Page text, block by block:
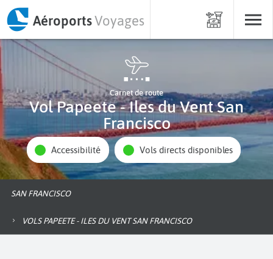
AéroportsVoyages
Carnet de route
Vol Papeete - Iles du Vent San
Francisco
Accessibilité Vols directs disponibles
SAN FRANCISCO
VOLS PAPEETE - ILES DU VENT SAN FRANCISCO